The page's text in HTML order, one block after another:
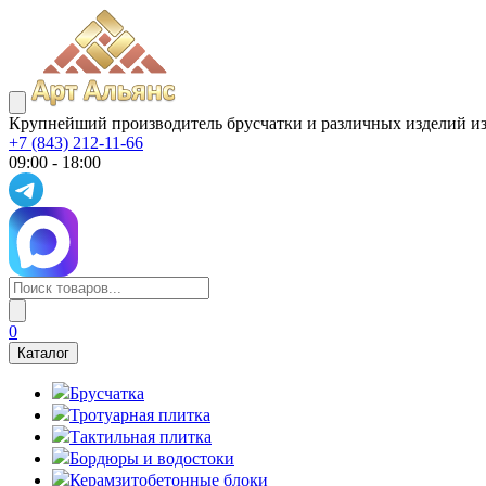
Крупнейший производитель брусчатки и различных изделий
+7 (843) 212-11-66
09:00 - 18:00
0
Каталог
Брусчатка
Тротуарная плитка
Тактильная плитка
Бордюры и водостоки
Керамзитобетонные блоки